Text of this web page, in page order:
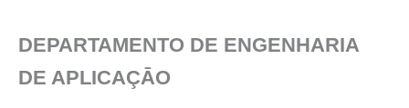
DEPARTAMENTO DE ENGENHARIA
DE APLICAÇĀO